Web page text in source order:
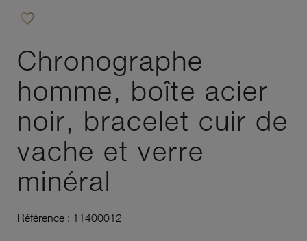
favorite_border
Chronographe
homme, boîte acier
noir, bracelet cuir de
vache et verre
minéral
Référence : 11400012